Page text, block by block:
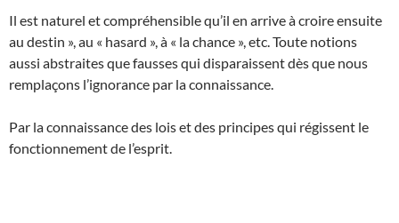
Il est naturel et compréhensible qu’il en arrive à croire ensuite
au destin », au « hasard », à « la chance », etc. Toute notions
aussi abstraites que fausses qui disparaissent dès que nous
remplaçons l’ignorance par la connaissance.
Par la connaissance des lois et des principes qui régissent le
fonctionnement de l’esprit.